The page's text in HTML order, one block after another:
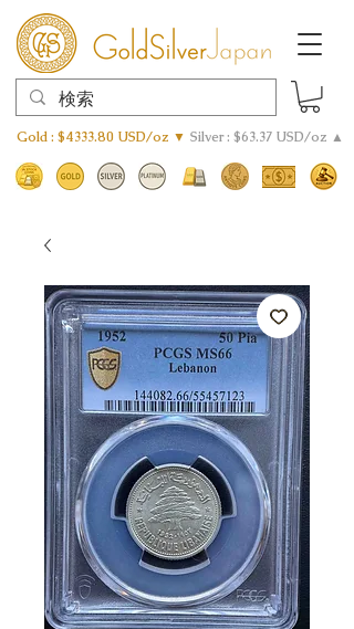
Gold : $4333.80 USD/oz ▼ Silver : $63.37 USD/oz ▲